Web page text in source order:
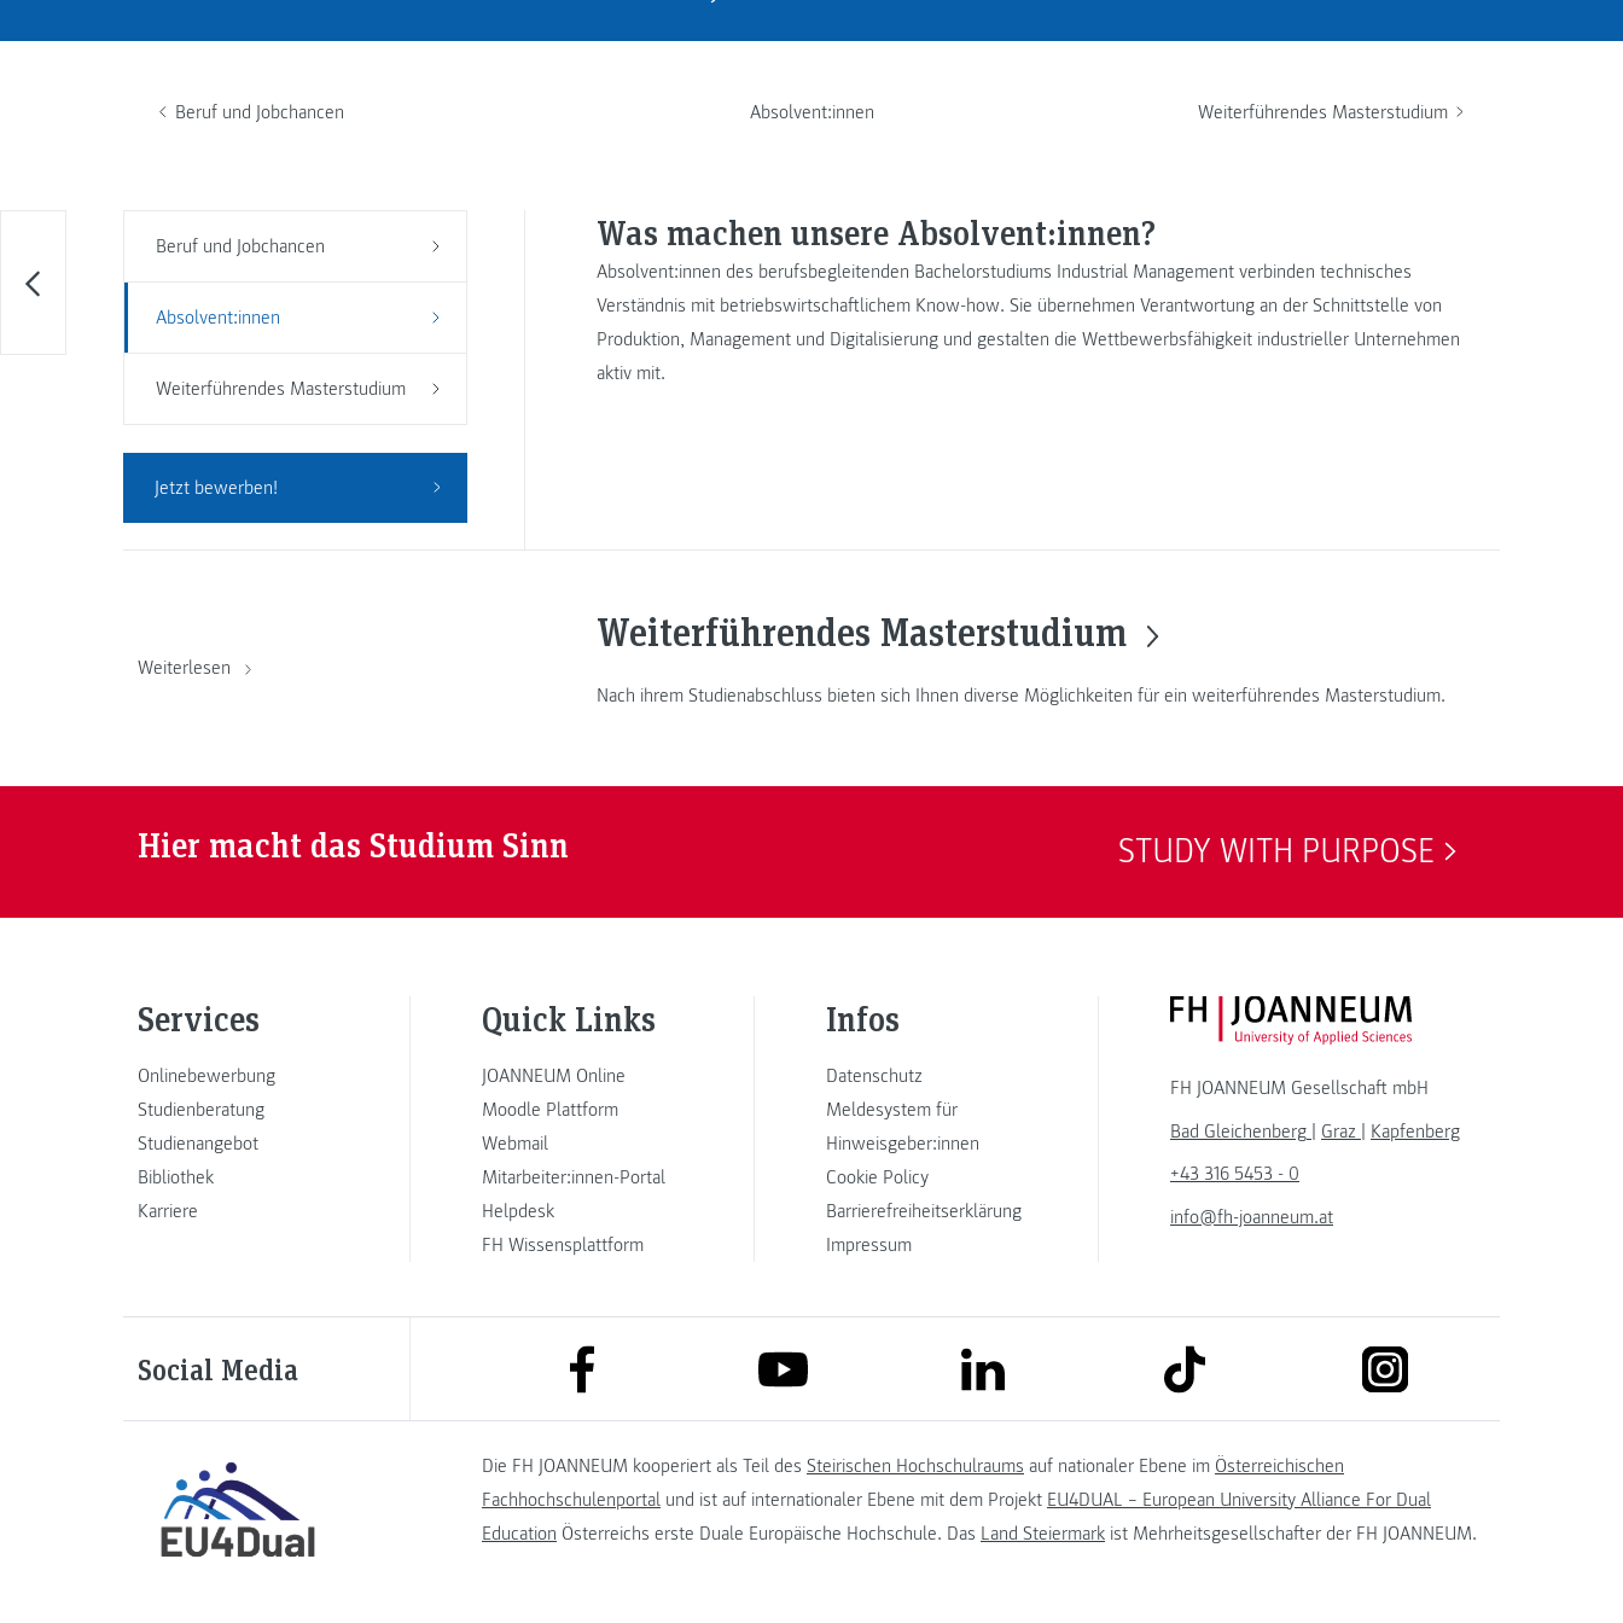
Beruf und Jobchancen Absolvent:innen Weiterführendes Masterstudium
Beruf und Jobchancen
Absolvent:innen
Weiterführendes Masterstudium
Jetzt bewerben!
Was machen unsere Absolvent:innen?
Absolvent:innen des berufsbegleitenden Bachelorstudiums Industrial Management verbinden technisches
Verständnis mit betriebswirtschaftlichem Know-how. Sie übernehmen Verantwortung an der Schnittstelle von
Produktion, Management und Digitalisierung und gestalten die Wettbewerbsfähigkeit industrieller Unternehmen
aktiv mit.
Weiterlesen
Weiterführendes Masterstudium
Nach ihrem Studienabschluss bieten sich Ihnen diverse Möglichkeiten für ein weiterführendes Masterstudium.
Hier macht das Studium Sinn STUDY WITH PURPOSE
Services
Onlinebewerbung
Studienberatung
Studienangebot
Bibliothek
Karriere
Quick Links
JOANNEUM Online
Moodle Plattform
Webmail
Mitarbeiter:innen-Portal
Helpdesk
FH Wissensplattform
Infos
Datenschutz
Meldesystem für
Hinweisgeber:innen
Cookie Policy
Barrierefreiheitserklärung
Impressum
FH JOANNEUM Logo
FH JOANNEUM Gesellschaft mbH
Bad Gleichenberg | Graz | Kapfenberg
+43 316 5453 - 0
info@fh-joanneum.at
Social Media link to facebook link to youtube link to linkedin link to tiktok link to instagram
Die FH JOANNEUM kooperiert als Teil des Steirischen Hochschulraums auf nationaler Ebene im Österreichischen
Fachhochschulenportal und ist auf internationaler Ebene mit dem Projekt EU4DUAL – European University Alliance For Dual
Education Österreichs erste Duale Europäische Hochschule. Das Land Steiermark ist Mehrheitsgesellschafter der FH JOANNEUM.